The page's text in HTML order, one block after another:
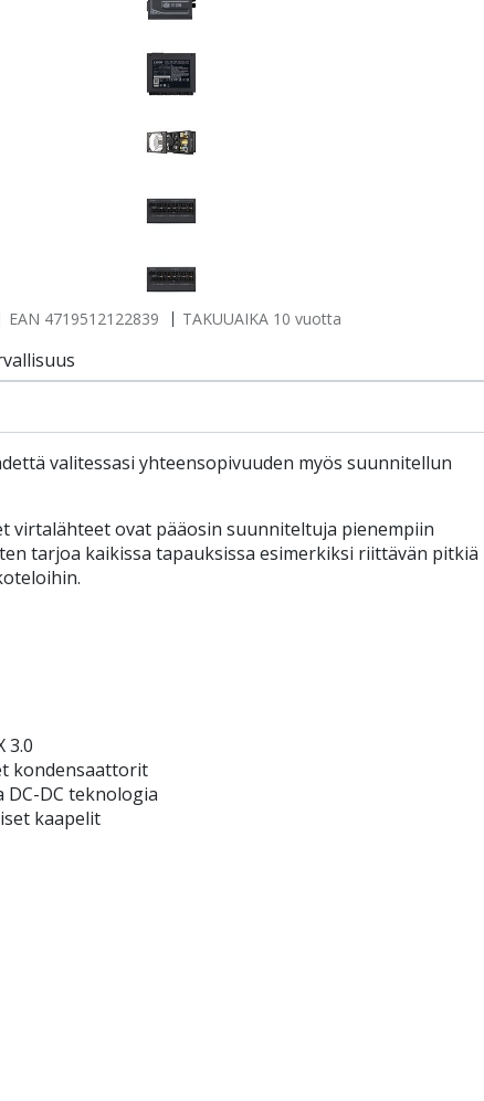
EAN 4719512122839 TAKUUAIKA 10 vuotta
valitessasi yhteensopivuuden myös suunnitellun
virtalähteet ovat pääosin suunniteltuja pienempiin
tarjoa kaikissa tapauksissa esimerkiksi riittävän pitkiä
3.0
kondensaattorit
DC-DC teknologia
kaapelit